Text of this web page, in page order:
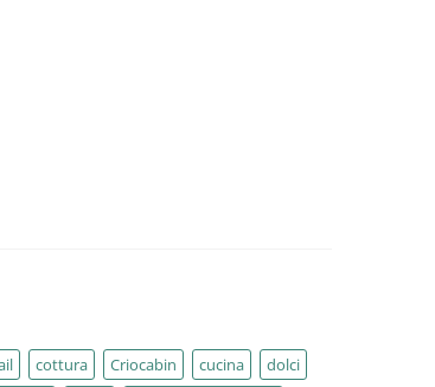
cottura Criocabin cucina
dolci